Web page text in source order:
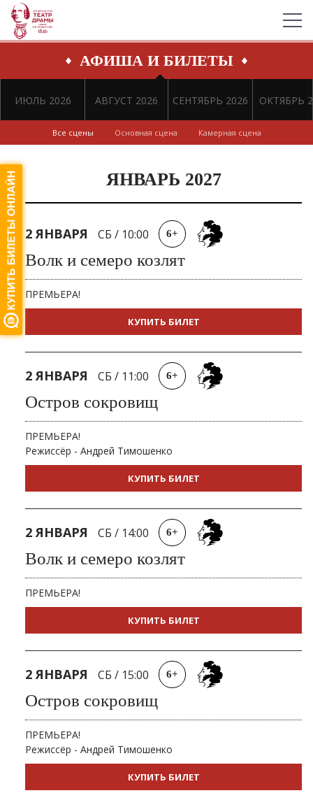
АФИША И БИЛЕТЫ
ИЮЛЬ 2026 АВГУСТ 2026 СЕНТЯБРЬ 2026 ОКТЯБРЬ
Все сцены Основная сцена Камерная сцена
ЯНВАРЬ 2027
2 ЯНВАРЯ СБ / 10:00 6+
Волк и семеро козлят
ПРЕМЬЕРА!
КУПИТЬ БИЛЕТ
2 ЯНВАРЯ СБ / 11:00 6+
Остров сокровищ
ПРЕМЬЕРА!
Режиссёр - Андрей Тимошенко
КУПИТЬ БИЛЕТ
2 ЯНВАРЯ СБ / 14:00 6+
Волк и семеро козлят
ПРЕМЬЕРА!
КУПИТЬ БИЛЕТ
2 ЯНВАРЯ СБ / 15:00 6+
Остров сокровищ
ПРЕМЬЕРА!
Режиссёр - Андрей Тимошенко
КУПИТЬ БИЛЕТ